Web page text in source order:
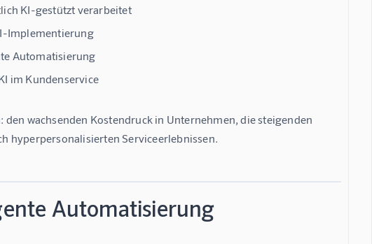
KI-gestützt verarbeitet
Implementierung
Automatisierung
im Kundenservice
wachsenden Kostendruck in Unternehmen, die steigenden
hyperpersonalisierten Serviceerlebnissen.
Automatisierung